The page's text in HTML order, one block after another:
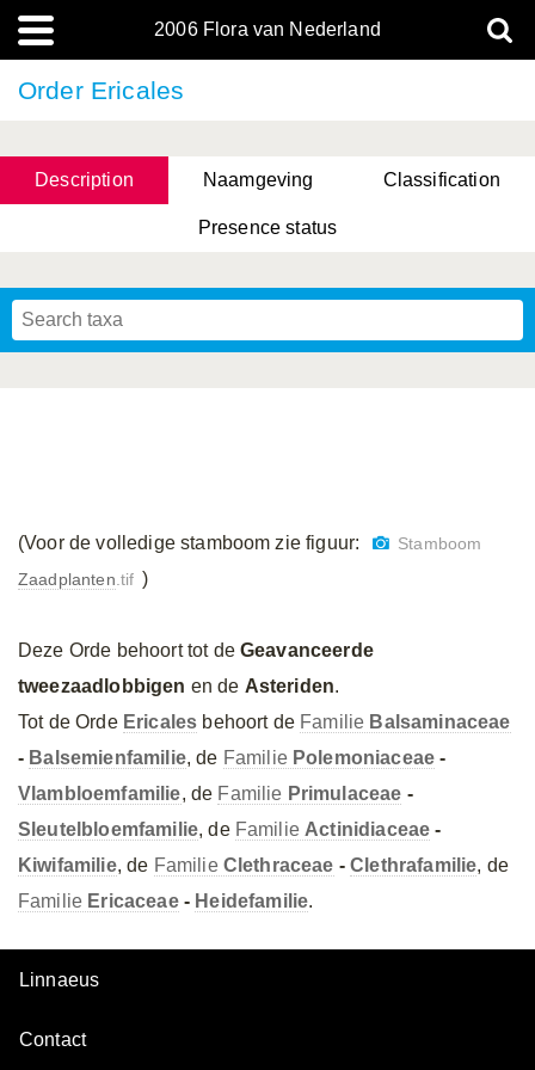
2006 Flora van Nederland
Order Ericales
Description Naamgeving Classification
Presence status
(Voor de volledige stamboom zie figuur:
Stamboom
Zaadplanten.tif )
Deze Orde behoort tot de Geavanceerde
tweezaadlobbigen en de Asteriden.
Tot de Orde Ericales behoort de Familie Balsaminaceae
- Balsemienfamilie, de Familie Polemoniaceae -
Vlambloemfamilie, de Familie Primulaceae -
Sleutelbloemfamilie, de Familie Actinidiaceae -
Kiwifamilie, de Familie Clethraceae -Clethrafamilie, de
Familie Ericaceae - Heidefamilie.
Linnaeus
Contact